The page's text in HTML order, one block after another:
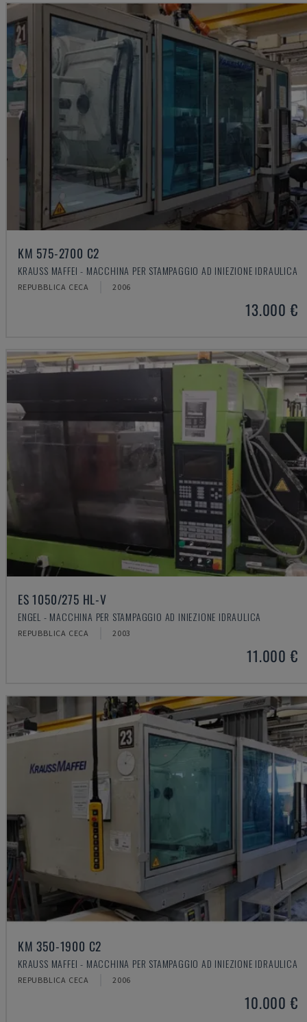
KM 575-2700 C2
KRAUSS MAFFEI - MACCHINA PER STAMPAGGIO AD INIEZIONE IDRAULICA
REPUBBLICA CECA 2006
13.000 €
ES 1050/275 HL-V
ENGEL - MACCHINA PER STAMPAGGIO AD INIEZIONE IDRAULICA
REPUBBLICA CECA 2003
11.000 €
KM 350-1900 C2
KRAUSS MAFFEI - MACCHINA PER STAMPAGGIO AD INIEZIONE IDRAULICA
REPUBBLICA CECA 2006
10.000 €